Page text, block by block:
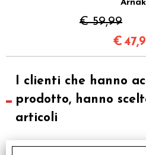
Arnak
€ 59,99
€
I clienti che hanno
prodotto, hanno
articoli